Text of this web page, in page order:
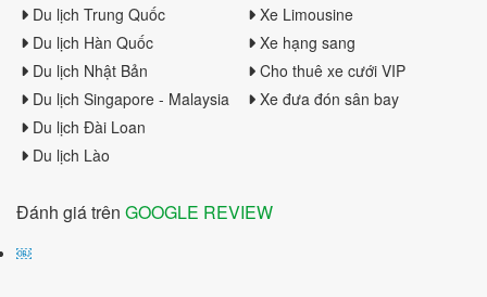
Du lịch Trung Quốc
Du lịch Hàn Quốc
Du lịch Nhật Bản
Du lịch Singapore - Malaysia
Du lịch Đài Loan
Du lịch Lào
Xe Limousine
Xe hạng sang
Cho thuê xe cưới VIP
Xe đưa đón sân bay
Đánh giá trên GOOGLE REVIEW
￼